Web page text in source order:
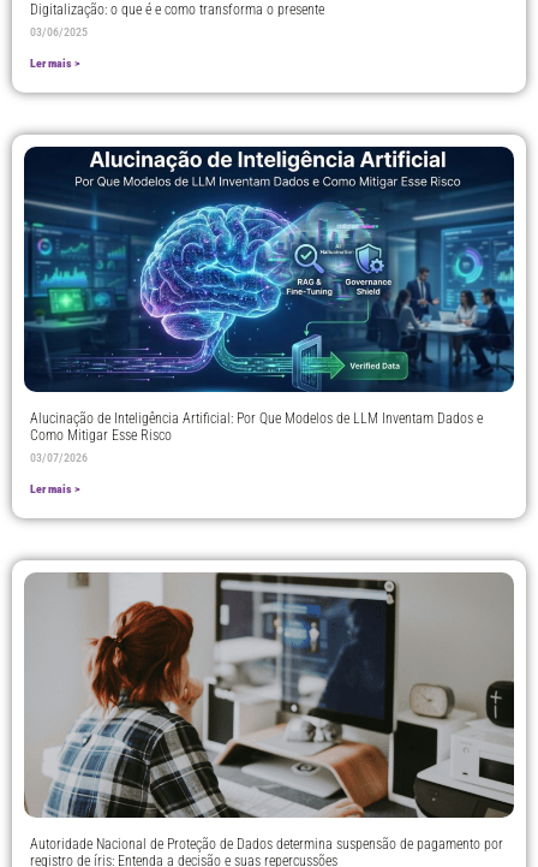
Digitalização: o que é e como transforma o presente
03/06/2025
Ler mais >
Alucinação de Inteligência Artificial: Por Que Modelos de LLM Inventam Dados e
Como Mitigar Esse Risco
03/07/2026
Ler mais >
Autoridade Nacional de Proteção de Dados determina suspensão de pagamento por
registro de íris: Entenda a decisão e suas repercussões